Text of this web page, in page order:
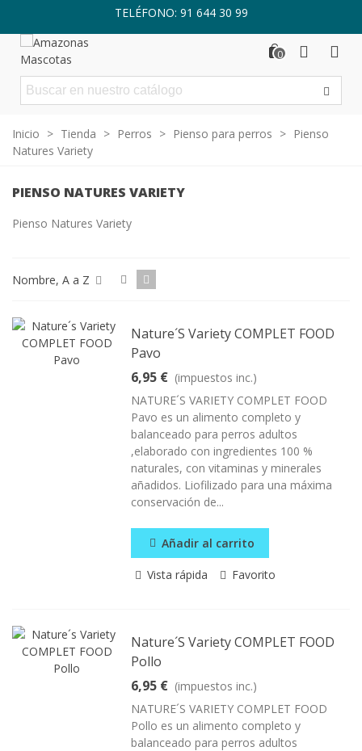
TELÉFONO: 91 644 30 99
0
Inicio > Tienda > Perros > Pienso para perros > Pienso
Natures Variety
PIENSO NATURES VARIETY
Pienso Natures Variety
Nombre, A a Z
Nature´s Variety COMPLET FOOD
Pavo
6,95 € (impuestos inc.)
NATURE´S VARIETY COMPLET FOOD
Pavo es un alimento completo y
balanceado para perros adultos
,elaborado con ingredientes 100 %
naturales, con vitaminas y minerales
añadidos. Liofilizado para una máxima
conservación de...
Añadir al carrito
Vista rápida Favorito
Nature´s Variety COMPLET FOOD
Pollo
6,95 € (impuestos inc.)
NATURE´S VARIETY COMPLET FOOD
Pollo es un alimento completo y
balanceado para perros adultos